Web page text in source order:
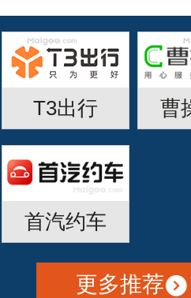
T3出行 曹
首汽约车
更多推荐